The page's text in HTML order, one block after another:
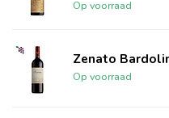
Op voorraad
Zenato
Op voorraad